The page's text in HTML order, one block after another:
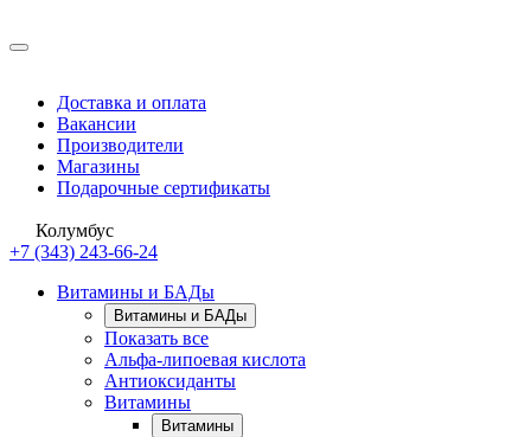
Доставка и оплата
Вакансии
Производители
Магазины
Подарочные сертификаты
Колумбус
+7 (343) 243-66-24
Витамины и БАДы
Витамины и БАДы
Показать все
Альфа-липоевая кислота
Антиоксиданты
Витамины
Витамины